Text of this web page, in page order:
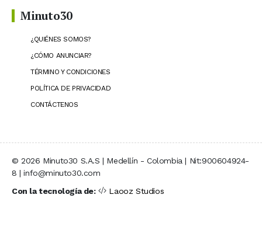
Minuto30
¿QUIÉNES SOMOS?
¿CÓMO ANUNCIAR?
TÉRMINO Y CONDICIONES
POLÍTICA DE PRIVACIDAD
CONTÁCTENOS
© 2026 Minuto30 S.A.S | Medellín - Colombia | Nit:900604924-
8 | info@minuto30.com
Con la tecnología de:
Laooz Studios